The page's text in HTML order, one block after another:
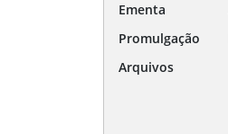
Ementa
Promulgação
Arquivos